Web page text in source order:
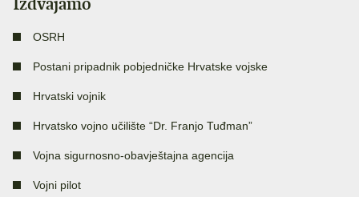
OSRH
Postani pripadnik pobjedničke Hrvatske vojske
Hrvatski vojnik
Hrvatsko vojno učilište “Dr. Franjo Tuđman”
Vojna sigurnosno-obavještajna agencija
Vojni pilot